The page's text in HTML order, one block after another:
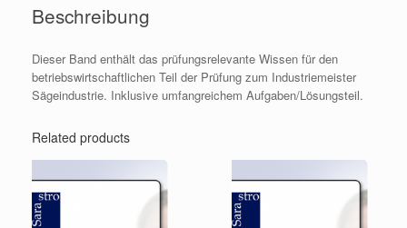
Beschreibung
Dieser Band enthält das prüfungsrelevante Wissen für den
betriebswirtschaftlichen Teil der Prüfung zum Industriemeister
Sägeindustrie. Inklusive umfangreichem Aufgaben/Lösungsteil.
Related products